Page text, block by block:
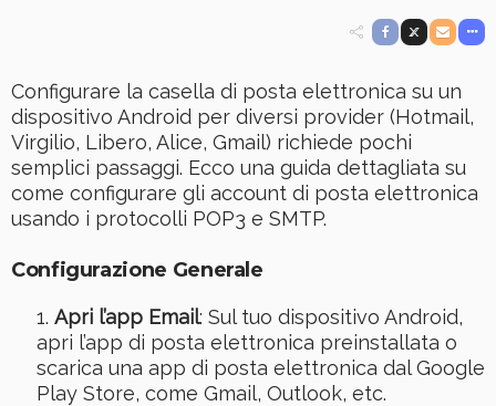
Configurare la casella di posta elettronica su un
dispositivo Android per diversi provider (Hotmail,
Virgilio, Libero, Alice, Gmail) richiede pochi
semplici passaggi. Ecco una guida dettagliata su
come configurare gli account di posta elettronica
usando i protocolli POP3 e SMTP.
Configurazione Generale
Apri l’app Email: Sul tuo dispositivo Android,
apri l’app di posta elettronica preinstallata o
scarica una app di posta elettronica dal Google
Play Store, come Gmail, Outlook, etc.